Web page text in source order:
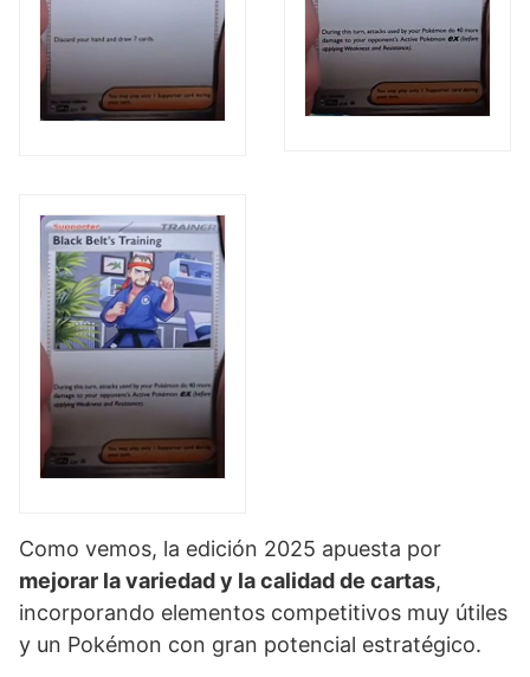
Como vemos, la edición 2025 apuesta por
mejorar la variedad y la calidad de cartas,
incorporando elementos competitivos muy útiles
y un Pokémon con gran potencial estratégico.